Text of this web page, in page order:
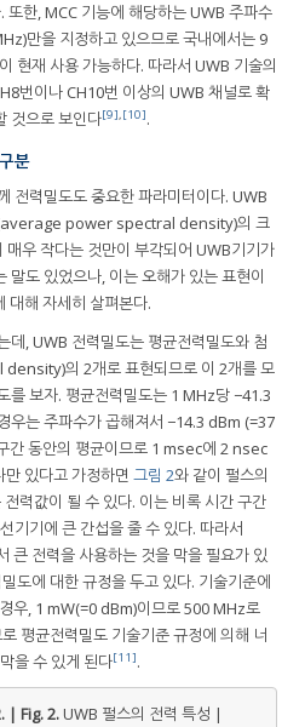
한, MCC 기능에 해당하는 UWB 주파수
만을 지정하고 있으므로 국내에서는 9
현재 사용 가능하다. 따라서 UWB 기술의
번이나 CH10번 이상의 UWB 채널로 확
것으로 보인다[9],[10].
분
전력밀도도 중요한 파라미터이다. UWB
(average power spectral density)의 크
우 작다는 것만이 부각되어 UWB기기가
말도 있었으나, 이는 오해가 있는 표현이
대해 자세히 살펴본다.
데, UWB 전력밀도는 평균전력밀도와 첨
의 2개로 표현되므로 이 2개를 모
를 보자. 평균전력밀도는 1 MHz당 −41.3
우는 주파수가 곱해져서 −14.3 dBm (=37
간 동안의 평균이므로 1 msec에 2 nsec
있다고 가정하면 그림 2와 같이 펄스의
력값이 될 수 있다. 이는 비록 시간 구간
기기에 큰 간섭을 줄 수 있다. 따라서
큰 전력을 사용하는 것을 막을 필요가 있
도에 대한 규정을 두고 있다. 기술기준에
우, 1 mW(=0 dBm)이므로 500 MHz로
평균전력밀도 기술기준 규정에 의해 너
을 수 있게 된다[11].
| Fig. 2.UWB 펄스의 전력 특성 |